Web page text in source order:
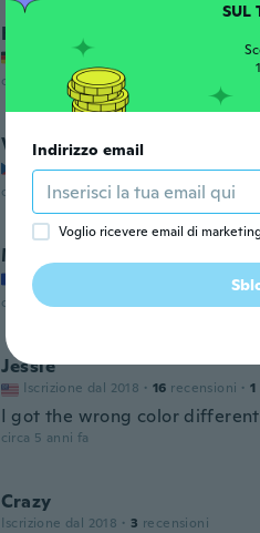
Kathrin
Iscrizione dal 2016
circa 5 anni fa
Veronika
Iscrizione dal 2018 · 7 recensioni
circa 5 anni fa
Mathilde
Iscrizione dal 2017
recensioni
circa 5 anni fa
Jessie
Iscrizione dal 2018 · 16 recensioni · 1
I got the wrong color
circa 5 anni fa
Crazy
Iscrizione dal 2018 · 3 recensioni
SUL
Indirizzo email
Voglio ricevere email di